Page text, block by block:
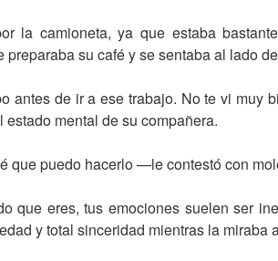
la camioneta, ya que estaba
preparaba su café y se sentaba al lado
antes de ir a ese trabajo. No te vi
mental de su compañera.
que puedo hacerlo —le contestó con
que eres, tus emociones suelen ser
y total sinceridad mientras la miraba